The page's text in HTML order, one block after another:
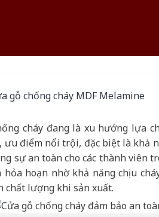
cháy đang là xu hướng lựa
điểm nổi trội, đặc biệt là khả
sự an toàn cho các thành viên
hoạn nhờ khả năng chịu
chất lượng khi sản xuất.